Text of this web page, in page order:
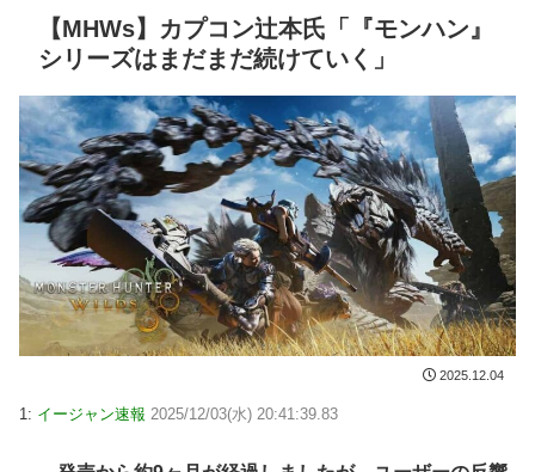
【MHWs】カプコン辻本氏「『モンハン』
シリーズはまだまだ続けていく」
2025.12.04
1: イージャン速報 2025/12/03(水) 20:41:39.83